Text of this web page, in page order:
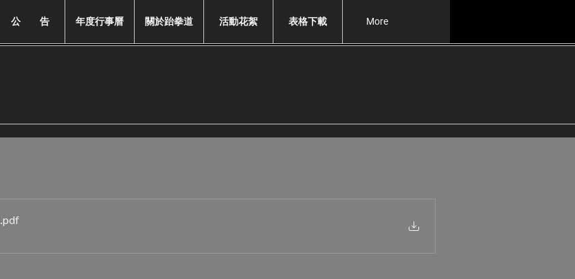
公 告 年度行事曆 關於跆拳道 活動花絮 表格下載 More
.pdf